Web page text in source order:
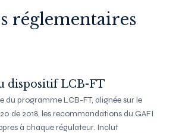
réglementaires
dispositif LCB-FT
du programme LCB-FT, alignée sur le
de 2018, les recommandations du GAFI
à chaque régulateur. Inclut